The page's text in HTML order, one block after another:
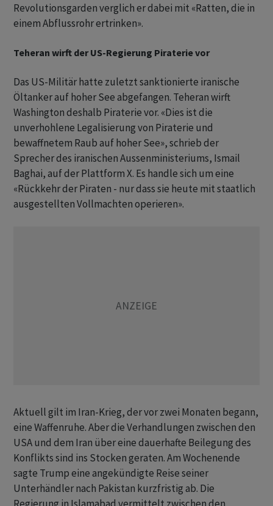
Revolutionsgarden verglich er dabei mit «Ratten, die in
einem Abflussrohr ertrinken».
Teheran wirft der US-Regierung Piraterie vor
Das US-Militär hatte zuletzt sanktionierte iranische
Öltanker auf hoher See abgefangen. Teheran wirft
Washington deshalb Piraterie vor. «Dies ist die
unverhohlene Legalisierung von Piraterie und
bewaffnetem Raub auf hoher See», schrieb der
Sprecher des iranischen Aussenministeriums, Ismail
Baghai, auf der Plattform X. Es handle sich um eine
«Rückkehr der Piraten - nur dass sie heute mit staatlich
ausgestellten Vollmachten operieren».
Aktuell gilt im Iran-Krieg, der vor zwei Monaten begann,
eine Waffenruhe. Aber die Verhandlungen zwischen den
USA und dem Iran über eine dauerhafte Beilegung des
Konflikts sind ins Stocken geraten. Am Wochenende
sagte Trump eine angekündigte Reise seiner
Unterhändler nach Pakistan kurzfristig ab. Die